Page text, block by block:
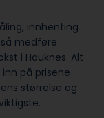
innhenting
medføre
i Hauknes. Alt
på prisene
størrelse og